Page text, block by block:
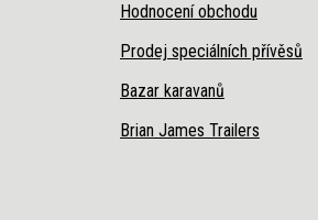
Hodnocení obchodu
Prodej speciálních přívěsů
Bazar karavanů
Brian James Trailers